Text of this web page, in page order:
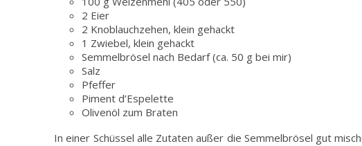
2 Eier
2 Knoblauchzehen, klein gehackt
1 Zwiebel, klein gehackt
Semmelbrösel nach Bedarf (ca. 50 g bei mir)
Salz
Pfeffer
Piment d’Espelette
Olivenöl zum Braten
In einer Schüssel alle Zutaten außer die Semmelbrösel gut